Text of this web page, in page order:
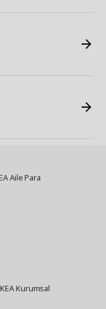
Aile Para
Kurumsal